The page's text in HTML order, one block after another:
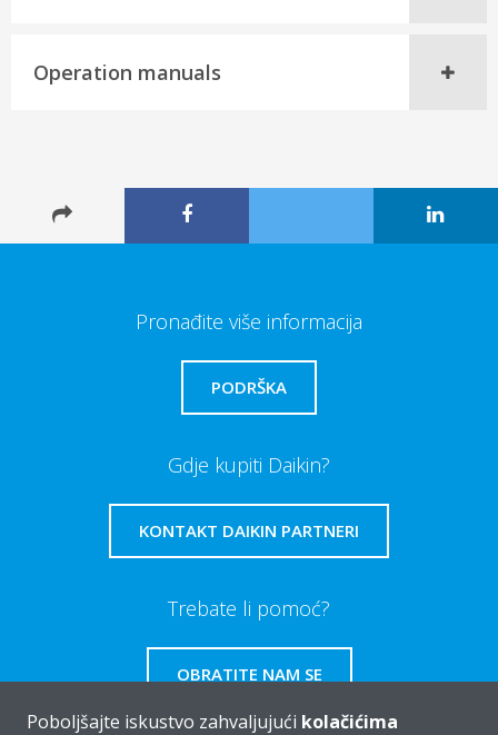
Operation manuals
Pronađite više informacija
PODRŠKA
Gdje kupiti Daikin?
KONTAKT DAIKIN PARTNERI
Trebate li pomoć?
OBRATITE NAM SE
Poboljšajte iskustvo zahvaljujući kolačićima